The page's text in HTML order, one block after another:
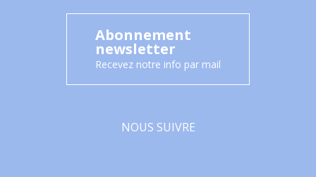
Abonnement
newsletter
Recevez notre info par mail
NOUS SUIVRE